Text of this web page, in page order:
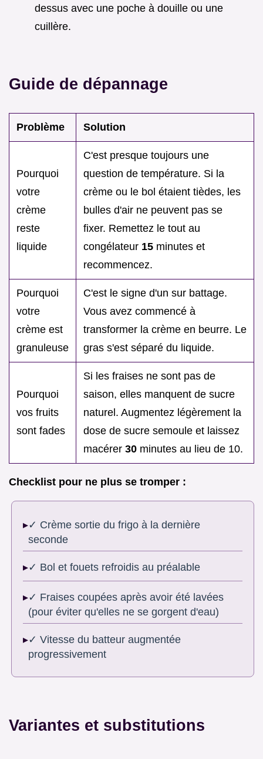
dessus avec une poche à douille ou une
cuillère.
Guide de dépannage
Problème Solution
Pourquoi
votre
crème
reste
liquide
C'est presque toujours une
question de température. Si la
crème ou le bol étaient tièdes, les
bulles d'air ne peuvent pas se
fixer. Remettez le tout au
congélateur 15 minutes et
recommencez.
Pourquoi
votre
crème est
granuleuse
C'est le signe d'un sur battage.
Vous avez commencé à
transformer la crème en beurre. Le
gras s'est séparé du liquide.
Pourquoi
vos fruits
sont fades
Si les fraises ne sont pas de
saison, elles manquent de sucre
naturel. Augmentez légèrement la
dose de sucre semoule et laissez
macérer 30 minutes au lieu de 10.
Checklist pour ne plus se tromper :
✓ Crème sortie du frigo à la dernière
seconde
✓ Bol et fouets refroidis au préalable
✓ Fraises coupées après avoir été lavées
(pour éviter qu'elles ne se gorgent d'eau)
✓ Vitesse du batteur augmentée
progressivement
Variantes et substitutions